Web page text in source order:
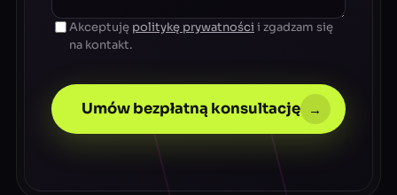
Akceptuję politykę prywatności i zgadzam się
na kontakt.
Umów bezpłatną konsultację →